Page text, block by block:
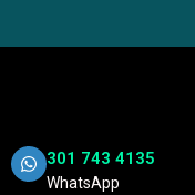
301 743 4135
WhatsApp